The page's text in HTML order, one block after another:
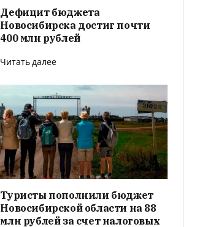
Дефицит бюджета
Новосибирска достиг почти
400 млн рублей
Читать далее
Туристы пополнили бюджет
Новосибирской области на 88
млн рублей за счет налоговых